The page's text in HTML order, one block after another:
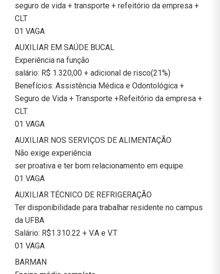
seguro de vida + transporte + refeitório da empresa +
CLT
01 VAGA
AUXILIAR EM SAÚDE BUCAL
Experiência na função
salário: R$ 1.320,00 + adicional de risco(21%)
Benefícios: Assistência Médica e Odontológica +
Seguro de Vida + Transporte +Refeitório da empresa +
CLT.
01 VAGA
AUXILIAR NOS SERVIÇOS DE ALIMENTAÇÃO
Não exige experiência
ser proativa e ter bom relacionamento em equipe.
01 VAGA
AUXILIAR TÉCNICO DE REFRIGERAÇÃO
Ter disponibilidade para trabalhar residente no campus
da UFBA
Salário: R$1.310.22 + V.A e V.T
01 VAGA
BARMAN